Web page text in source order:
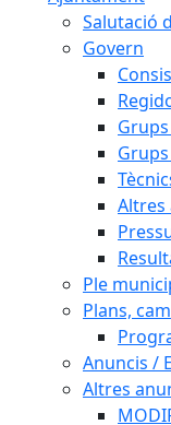
Salutació
Govern
Altres
Ple
Plans,
Anuncis /
Altres